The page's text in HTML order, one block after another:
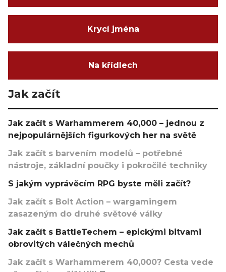
Krycí jména
Na křídlech
Jak začít
Jak začít s Warhammerem 40,000 – jednou z
nejpopulárnějších figurkových her na světě
Jak začít s barvením modelů – potřebné
nástroje, základní poučky i pokročilé techniky
S jakým vyprávěcím RPG byste měli začít?
Jak začít s Bolt Action – wargamingem
zasazeným do druhé světové války
Jak začít s BattleTechem – epickými bitvami
obrovitých válečných mechů
Jak začít s Warhammerem 40,000? Cesta vede